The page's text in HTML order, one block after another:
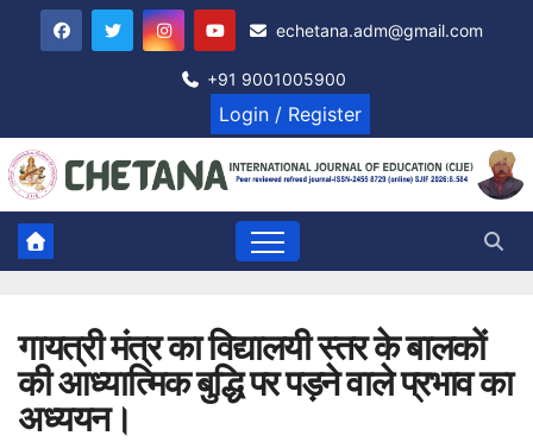
echetana.adm@gmail.com
+91 9001005900
Login / Register
गायत्री मंत्र का विद्यालयी स्तर के बालकों
की आध्यात्मिक बुद्धि पर पड़ने वाले प्रभाव का
अध्ययन।